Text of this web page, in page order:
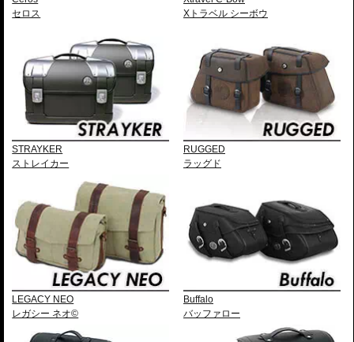
セロス
Xトラベル シーボウ
STRAYKER
ストレイカー
RUGGED
ラッグド
LEGACY NEO
レガシー ネオ©
Buffalo
バッファロー